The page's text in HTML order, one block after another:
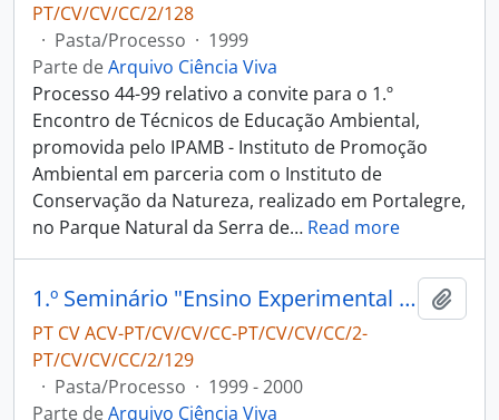
PT/CV/CV/CC/2/128
· Pasta/Processo · 1999
Parte deArquivo Ciência Viva
Processo 44-99 relativo a convite para o 1.º
Encontro de Técnicos de Educação Ambiental,
promovida pelo IPAMB - Instituto de Promoção
Ambiental em parceria com o Instituto de
Conservação da Natureza, realizado em Portalegre,
no Parque Natural da Serra de… Read more
1.º Seminário "Ensino Experimental e Construção de Saberes"
PT CV ACV-PT/CV/CV/CC-PT/CV/CV/CC/2-
PT/CV/CV/CC/2/129
· Pasta/Processo · 1999 - 2000
Parte deArquivo Ciência Viva